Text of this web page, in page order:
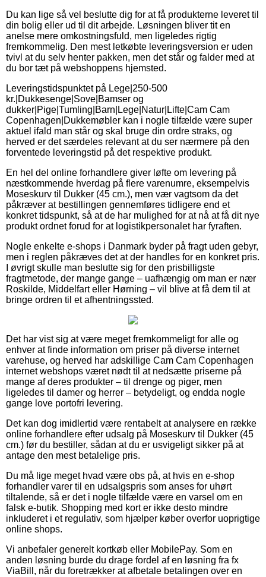
Du kan lige så vel beslutte dig for at få produkterne leveret til
din bolig eller ud til dit arbejde. Løsningen bliver tit en
anelse mere omkostningsfuld, men ligeledes rigtig
fremkommelig. Den mest letkøbte leveringsversion er uden
tvivl at du selv henter pakken, men det står og falder med at
du bor tæt på webshoppens hjemsted.
Leveringstidspunktet på Lege|250-500
kr.|Dukkesenge|Sove|Bamser og
dukker|Pige|Tumling|Barn|Lege|Natur|Lifte|Cam Cam
Copenhagen|Dukkemøbler kan i nogle tilfælde være super
aktuel ifald man står og skal bruge din ordre straks, og
herved er det særdeles relevant at du ser nærmere på den
forventede leveringstid på det respektive produkt.
En hel del online forhandlere giver løfte om levering på
næstkommende hverdag på flere varenumre, eksempelvis
Moseskurv til Dukker (45 cm.), men vær vagtsom da det
påkræver at bestillingen gennemføres tidligere end et
konkret tidspunkt, så at de har mulighed for at nå at få dit nye
produkt ordnet forud for at logistikpersonalet har fyraften.
Nogle enkelte e-shops i Danmark byder på fragt uden gebyr,
men i reglen påkræves det at der handles for en konkret pris.
I øvrigt skulle man beslutte sig for den prisbilligste
fragtmetode, der mange gange – uafhængig om man er nær
Roskilde, Middelfart eller Hørning – vil blive at få dem til at
bringe ordren til et afhentningssted.
Det har vist sig at være meget fremkommeligt for alle og
enhver at finde information om priser på diverse internet
varehuse, og herved har adskillige Cam Cam Copenhagen
internet webshops været nødt til at nedsætte priserne på
mange af deres produkter – til drenge og piger, men
ligeledes til damer og herrer – betydeligt, og endda nogle
gange love portofri levering.
Det kan dog imidlertid være rentabelt at analysere en række
online forhandlere efter udsalg på Moseskurv til Dukker (45
cm.) før du bestiller, sådan at du er usvigeligt sikker på at
antage den mest betalelige pris.
Du må lige meget hvad være obs på, at hvis en e-shop
forhandler varer til en udsalgspris som anses for uhørt
tiltalende, så er det i nogle tilfælde være en varsel om en
falsk e-butik. Shopping med kort er ikke desto mindre
inkluderet i et regulativ, som hjælper køber overfor uoprigtige
online shops.
Vi anbefaler generelt kortkøb eller MobilePay. Som en
anden løsning burde du drage fordel af en løsning fra fx
ViaBill, når du foretrækker at afbetale betalingen over en